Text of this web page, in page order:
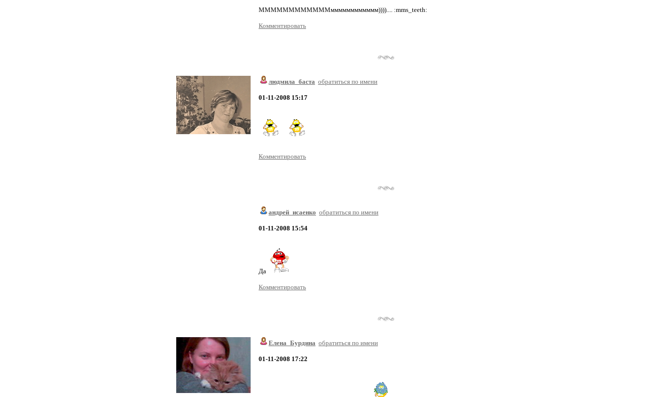
ММММММММММММмммммммммммм)))).... :mms_teeth:
Комментировать
людмила_баста обратиться по имени
01-11-2008 15:17
Комментировать
андрей_исаенко обратиться по имени
01-11-2008 15:54
Да
Комментировать
Елена_Бурдина обратиться по имени
01-11-2008 17:22